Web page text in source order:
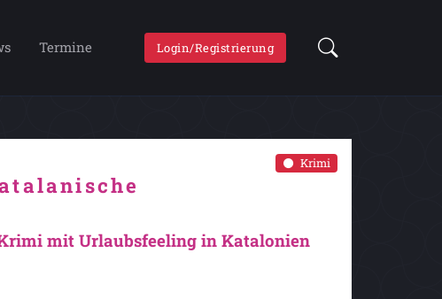
Termine Login/Registrierung
Krimi
mit Urlaubsfeeling in Katalonien